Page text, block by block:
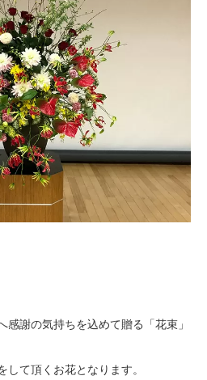
謝の気持ちを込めて贈る「花束」
して頂くお花となります。